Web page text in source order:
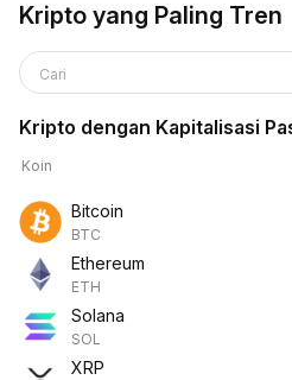
Kripto yang Paling Tren
Cari
Kripto dengan Kapitalisasi
Koin
Bitcoin
BTC
Ethereum
ETH
Solana
SOL
XRP